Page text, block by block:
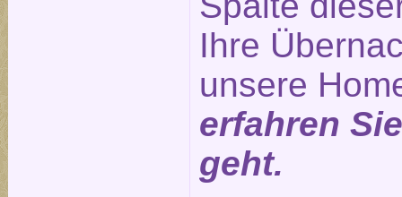
Ihre
unsere
erfahren
geht.